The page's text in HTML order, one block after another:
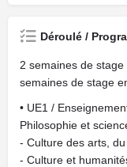
Déroulé /
2 semaines de
semaines de stage
• UE1 /
Philosophie et
- Culture des arts,
- Culture et